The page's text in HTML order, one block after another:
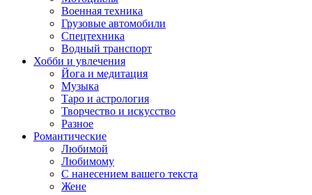
Военная техника
Грузовые автомобили
Спецтехника
Водный транспорт
Хобби и увлечения
Йога и медитация
Музыка
Таро и астрология
Творчество и искусство
Разное
Романтические
Любимой
Любимому
С нанесением вашего текста
Жене